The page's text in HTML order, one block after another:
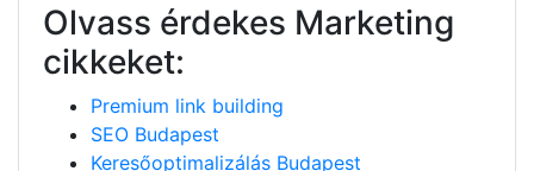
Olvass érdekes Marketing
cikkeket:
Premium link building
SEO Budapest
Keresőoptimalizálás Budapest